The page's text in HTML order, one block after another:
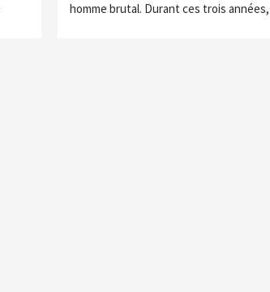
homme brutal. Durant ces trois années,